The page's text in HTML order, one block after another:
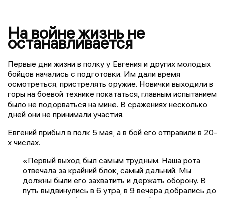
На войне жизнь не
останавливается
Первые дни жизни в полку у Евгения и других молодых
бойцов начались с подготовки. Им дали время
осмотреться, пристрелять оружие. Новички выходили в
горы на боевой технике покататься, главным испытанием
было не подорваться на мине. В сражениях несколько
дней они не принимали участия.
Евгений прибыл в полк 5 мая, а в бой его отправили в 20-
х числах.
«Первый выход был самым трудным. Наша рота
отвечала за крайний блок, самый дальний. Мы
должны были его захватить и держать оборону. В
путь выдвинулись в 6 утра, в 9 вечера добрались до